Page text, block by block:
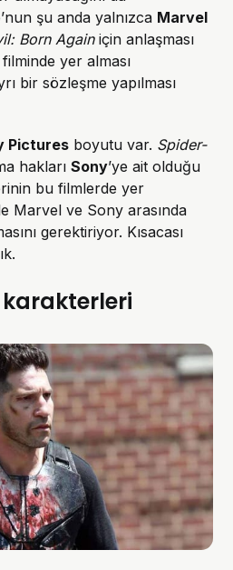
şu anda yalnızca Marvel
Born Againiçin anlaşması
yer alması
bir sözleşme yapılması
Pictures boyutu var. Spider-
haklarıSony’ye ait olduğu
bu filmlerde yer
Marvel ve Sony arasında
gerektiriyor. Kısacası